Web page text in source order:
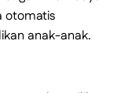
otomatis
anak-anak.